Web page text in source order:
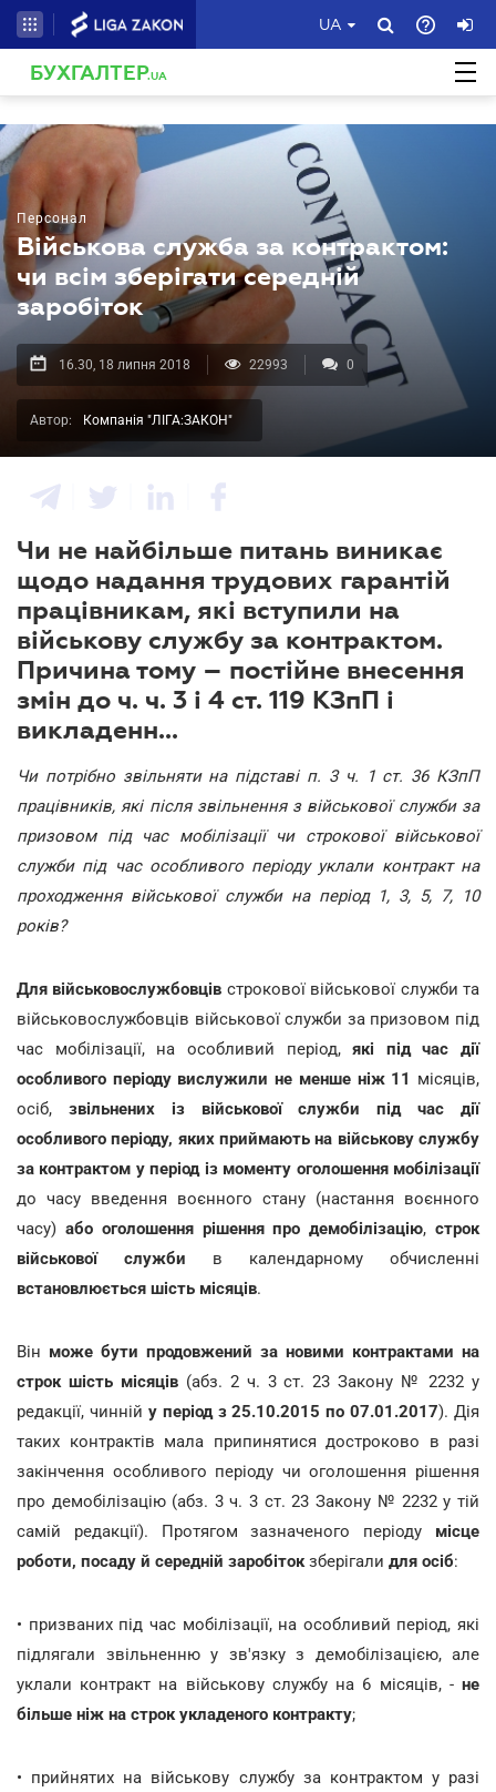
UA
БУХГАЛТЕР.UA
Персонал
Військова служба за контрактом:
чи всім зберігати середній
заробіток
16.30, 18 липня 2018 22993 0
Автор: Компанія "ЛІГА:ЗАКОН"
Чи не найбільше питань виникає
щодо надання трудових гарантій
працівникам, які вступили на
військову службу за контрактом.
Причина тому – постійне внесення
змін до ч. ч. 3 і 4 ст. 119 КЗпП і
викладенн...
Чи потрібно звільняти на підставі п. 3 ч. 1 ст. 36 КЗпП
працівників, які після звільнення з військової служби за
призовом під час мобілізації чи строкової військової
служби під час особливого періоду уклали контракт на
проходження військової служби на період 1, 3, 5, 7, 10
років?
Для військовослужбовців строкової військової служби та
військовослужбовців військової служби за призовом під
час мобілізації, на особливий період,які під час дії
особливого періоду вислужили не менше ніж 11 місяців,
осіб, звільнених із військової служби під час дії
особливого періоду, яких приймають на військову службу
за контрактом у період із моменту оголошення мобілізації
до часу введення воєнного стану (настання воєнного
часу) або оголошення рішення про демобілізацію,строк
військової служби в календарному обчисленні
встановлюється шість місяців.
Він може бути продовжений за новими контрактами на
строк шість місяців(абз. 2 ч. 3 ст. 23 Закону № 2232 у
редакції, чинній у період з 25.10.2015 по 07.01.2017). Дія
таких контрактів мала припинятися достроково в разі
закінчення особливого періоду чи оголошення рішення
про демобілізацію (абз. 3 ч. 3 ст. 23 Закону № 2232 у тій
самій редакції). Протягом зазначеного періоду місце
роботи, посаду й середній заробітокзберігали для осіб:
• призваних під час мобілізації, на особливий період, які
підлягали звільненню у зв'язку з демобілізацією, але
уклали контракт на військову службу на 6 місяців, - не
більше ніж на строк укладеного контракту;
• прийнятих на військову службу за контрактом у разі